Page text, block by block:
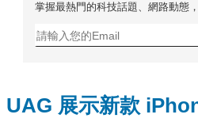
掌握最熱門的科技話題、網路動態
UAG 展示新款